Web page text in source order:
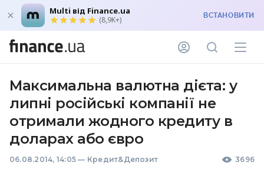
Multi від Finance.ua
(8,9K+) ВСТАНОВИТИ
Максимальна валютна дієта: у
липні російські компанії не
отримали жодного кредиту в
доларах або євро
06.08.2014, 14:05 — Кредит&Депозит 3696